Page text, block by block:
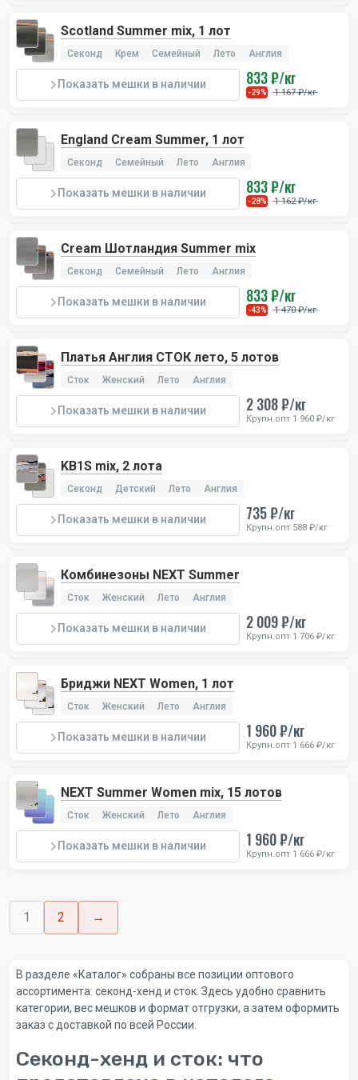
Scotland Summer mix, 1 лот
Секонд Крем Семейный Лето Англия
Показать мешки в наличии 833 ₽/кг
-29% 1 167 ₽/кг
England Cream Summer, 1 лот
Секонд Семейный Лето Англия
Показать мешки в наличии 833 ₽/кг
-28% 1 162 ₽/кг
Cream Шотландия Summer mix
Секонд Семейный Лето Англия
Показать мешки в наличии 833 ₽/кг
-43% 1 470 ₽/кг
Платья Англия СТОК лето, 5 лотов
Сток Женский Лето Англия
Показать мешки в наличии 2 308 ₽/кг
Крупн.опт 1 960 ₽/кг
KB1S mix, 2 лота
Секонд Детский Лето Англия
Показать мешки в наличии 735 ₽/кг
Крупн.опт 588 ₽/кг
Комбинезоны NEXT Summer
Сток Женский Лето Англия
Показать мешки в наличии 2 009 ₽/кг
Крупн.опт 1 706 ₽/кг
Бриджи NEXT Women, 1 лот
Сток Женский Лето Англия
Показать мешки в наличии 1 960 ₽/кг
Крупн.опт 1 666 ₽/кг
NEXT Summer Women mix, 15 лотов
Сток Женский Лето Англия
Показать мешки в наличии 1 960 ₽/кг
Крупн.опт 1 666 ₽/кг
1 2 →
В разделе «Каталог» собраны все позиции оптового
ассортимента: секонд-хенд и сток. Здесь удобно сравнить
категории, вес мешков и формат отгрузки, а затем оформить
заказ с доставкой по всей России.
Секонд-хенд и сток: что